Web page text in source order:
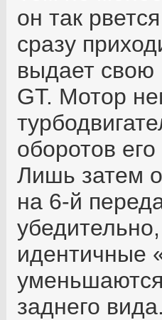
он так
сразу
выдает свою
GT. Мотор
оборотов
Лишь затем
на 6-й
идентичные
заднего